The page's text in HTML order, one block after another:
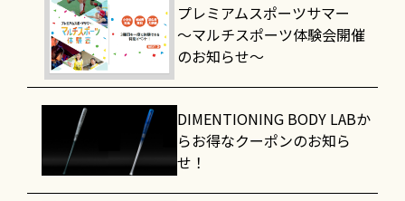
プレミアムスポーツサマー
～マルチスポーツ体験会開催
のお知らせ～
DIMENTIONING BODY LABか
らお得なクーポンのお知ら
せ！